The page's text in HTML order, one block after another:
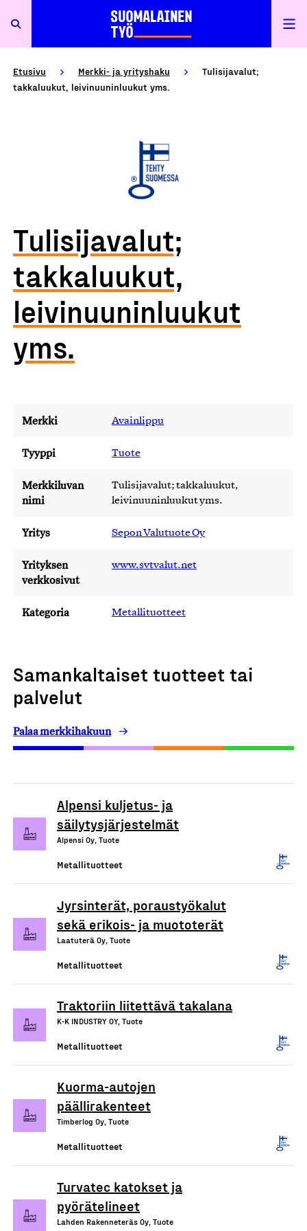
Etusivu Merkki- ja yrityshaku
Tulisijavalut;
takkaluukut, leivinuuninluukut yms.
Tulisijavalut;
takkaluukut,
leivinuuninluukut
yms.
Merkki Avainlippu
Tyyppi Tuote
Merkkiluvan
nimi
Tulisijavalut; takkaluukut,
leivinuuninluukut yms.
Yritys Sepon Valutuote Oy
Yrityksen
verkkosivut
www.svtvalut.net
Kategoria Metallituotteet
Samankaltaiset tuotteet tai
palvelut
Palaa merkkihakuun
Alpensi kuljetus- ja
säilytysjärjestelmät
Alpensi Oy, Tuote
Metallituotteet
Jyrsinterät, poraustyökalut
sekä erikois- ja muototerät
Laatuterä Oy, Tuote
Metallituotteet
Traktoriin liitettävä takalana
K-K INDUSTRY OY, Tuote
Metallituotteet
Kuorma-autojen
päällirakenteet
Timberlog Oy, Tuote
Metallituotteet
Turvatec katokset ja
pyörätelineet
Lahden Rakenneteräs Oy, Tuote